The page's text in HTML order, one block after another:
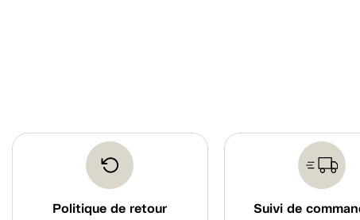
Politique de retour
Suivi de